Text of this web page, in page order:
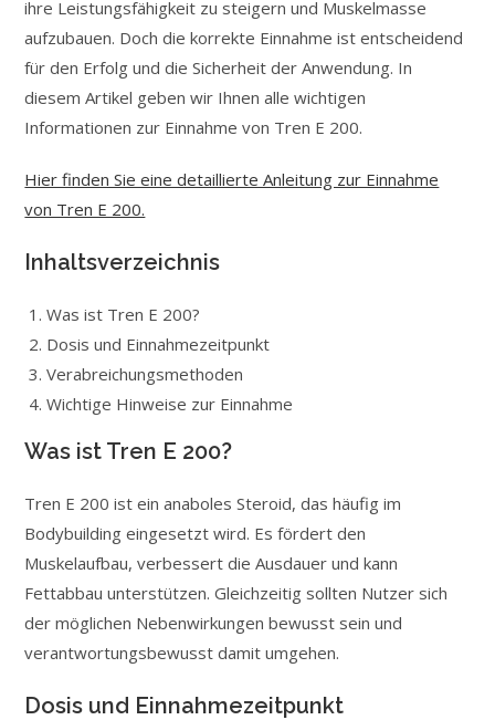
ihre Leistungsfähigkeit zu steigern und Muskelmasse
aufzubauen. Doch die korrekte Einnahme ist entscheidend
für den Erfolg und die Sicherheit der Anwendung. In
diesem Artikel geben wir Ihnen alle wichtigen
Informationen zur Einnahme von Tren E 200.
Hier finden Sie eine detaillierte Anleitung zur Einnahme
von Tren E 200.
Inhaltsverzeichnis
Was ist Tren E 200?
Dosis und Einnahmezeitpunkt
Verabreichungsmethoden
Wichtige Hinweise zur Einnahme
Was ist Tren E 200?
Tren E 200 ist ein anaboles Steroid, das häufig im
Bodybuilding eingesetzt wird. Es fördert den
Muskelaufbau, verbessert die Ausdauer und kann
Fettabbau unterstützen. Gleichzeitig sollten Nutzer sich
der möglichen Nebenwirkungen bewusst sein und
verantwortungsbewusst damit umgehen.
Dosis und Einnahmezeitpunkt